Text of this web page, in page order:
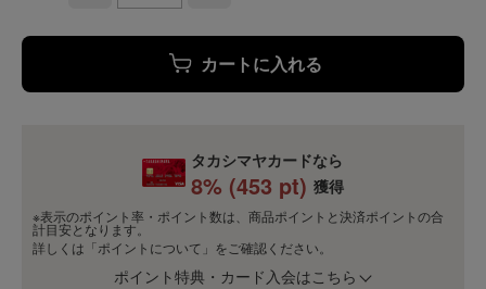
カートに入れる
タカシマヤカードなら
8% (453 pt) 獲得
※表示のポイント率・ポイント数は、商品ポイントと決済ポイントの合
計目安となります。
詳しくは 「ポイントについて」 をご確認ください。
ポイント特典・カード入会はこちら